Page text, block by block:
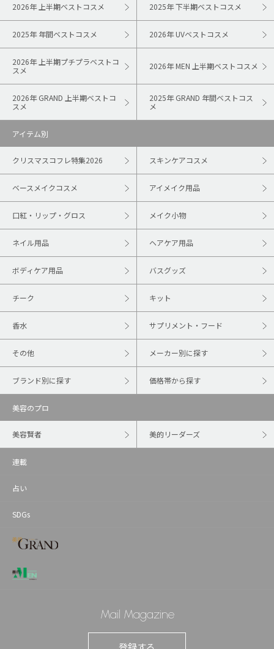
2026年 上半期ベストコスメ 2025年 下半期ベストコスメ
2025年 年間ベストコスメ 2026年 UVベストコスメ
2026年 上半期プチプラベストコ
スメ
2026年 MEN 上半期ベストコスメ
2026年 GRAND 上半期ベストコ
スメ
2025年 GRAND 年間ベストコス
メ
アイテム別
クリスマスコフレ特集2026 スキンケアコスメ
ベースメイクコスメ アイメイク用品
口紅・リップ・グロス メイク小物
ネイル用品 ヘアケア用品
ボディケア用品 バスグッズ
チーク キット
香水 サプリメント・フード
その他 メーカー別に探す
ブランド別に探す 価格帯から探す
美容のプロ
美容賢者 美的リーダーズ
連載
占い
SDGs
Mail Magazine